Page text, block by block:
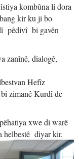
kombûna li dora
kir ku ji bo
pêdivî bi gavên
zanînê, dialogê,
Hefîz
zimanê Kurdî de
xwe di warê
helbestê diyar kir.